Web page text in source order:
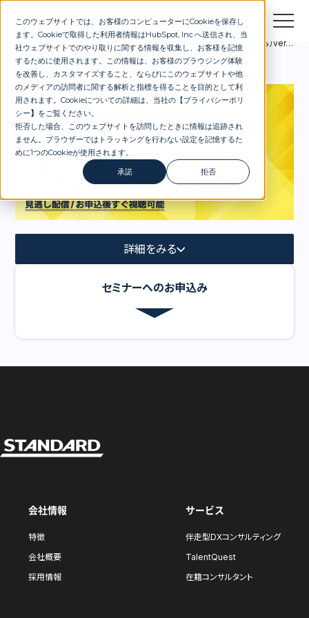
このウェブサイトでは、お客様のコンピューターにCookieを保存し
ます。Cookieで取得した利用者情報はHubSpot, Inc.へ送信され、当
社ウェブサイトでのやり取りに関する情報を収集し、お客様を記憶
するために使用されます。この情報は、お客様のブラウジング体験
を改善し、カスタマイズすること、ならびにこのウェブサイトや他
のメディアの訪問者に関する解析と指標を得ることを目的として利
用されます。Cookieについての詳細は、当社の【プライバシーポリ
シー】 をご覧ください。
拒否した場合、このウェブサイトを訪問したときに情報は追跡され
ません。ブラウザーではトラッキングを行わない設定を記憶するた
めに1つのCookieが使用されます。
承諾
拒否
お問合せ セミナー 資料DL
セミナー すぐ視聴可能：第2回デジタルスキル標準（DSS）ver.2.0 改訂 セミナー：データマネジメント人材は自社に必要か、どう育てるか ～ データマネジメント・エンジニア編 ～
詳細をみる
セミナーへのお申込み
会社情報
特徴
会社概要
採用情報
サービス
伴走型DXコンサルティング
TalentQuest
在籍コンサルタント